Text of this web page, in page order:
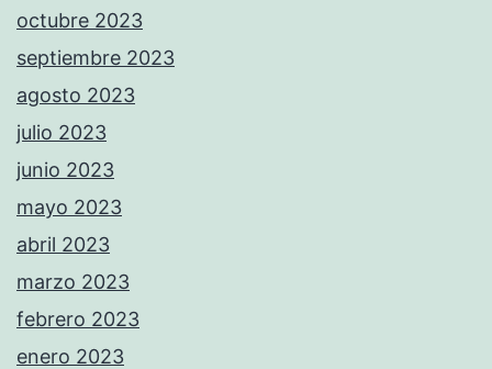
octubre 2023
septiembre 2023
agosto 2023
julio 2023
junio 2023
mayo 2023
abril 2023
marzo 2023
febrero 2023
enero 2023